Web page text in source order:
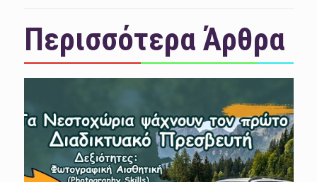
Περισσότερα Άρθρα